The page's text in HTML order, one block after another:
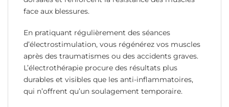
face aux blessures.
En pratiquant régulièrement des séances
d’électrostimulation, vous régénérez vos muscles
après des traumatismes ou des accidents graves.
L’électrothérapie procure des résultats plus
durables et visibles que les anti-inflammatoires,
qui n’offrent qu’un soulagement temporaire.